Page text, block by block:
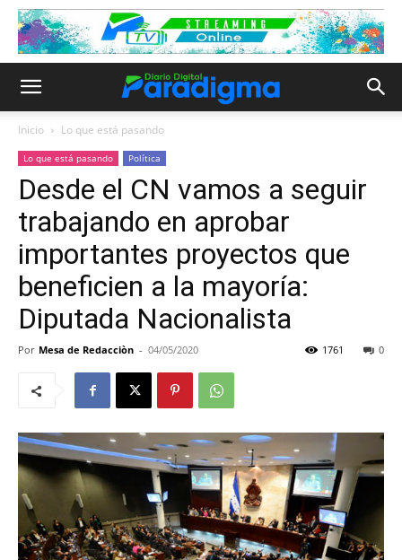
Inicio Lo que está pasando
Lo que está pasando Política
Desde el CN vamos a seguir
trabajando en aprobar
importantes proyectos que
beneficien a la mayoría:
Diputada Nacionalista
Por Mesa de Redacciòn - 04/05/2020 0
1761